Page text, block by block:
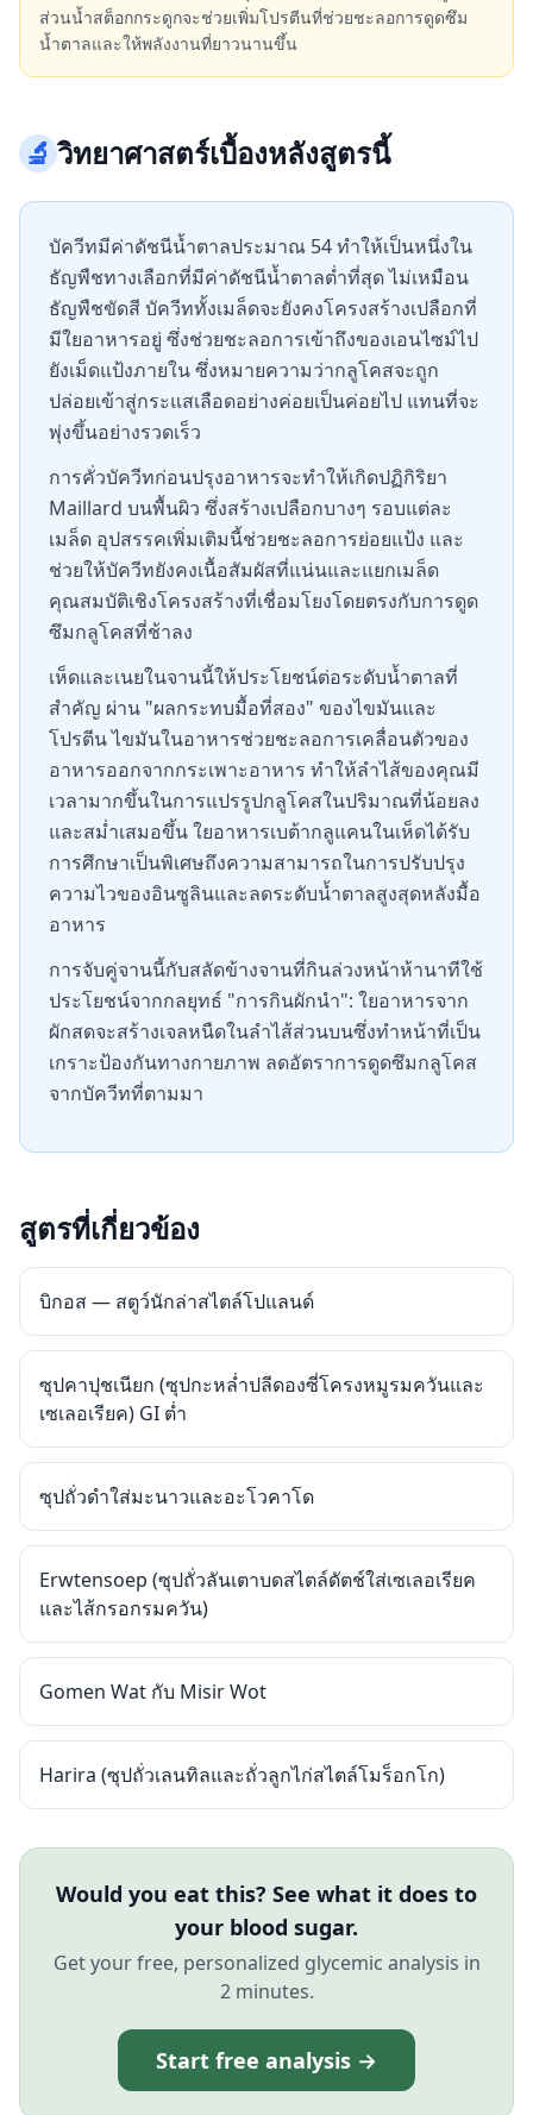
ส่วนน้ำสต็อกกระดูกจะช่วยเพิ่มโปรตีนที่ช่วยชะลอการดูดซึม
น้ำตาลและให้พลังงานที่ยาวนานขึ้น
🔬วิทยาศาสตร์เบื้องหลังสูตรนี้
บัควีทมีค่าดัชนีน้ำตาลประมาณ 54 ทำให้เป็นหนึ่งใน
ธัญพืชทางเลือกที่มีค่าดัชนีน้ำตาลต่ำที่สุด ไม่เหมือน
ธัญพืชขัดสี บัควีททั้งเมล็ดจะยังคงโครงสร้างเปลือกที่
มีใยอาหารอยู่ ซึ่งช่วยชะลอการเข้าถึงของเอนไซม์ไป
ยังเม็ดแป้งภายใน ซึ่งหมายความว่ากลูโคสจะถูก
ปล่อยเข้าสู่กระแสเลือดอย่างค่อยเป็นค่อยไป แทนที่จะ
พุ่งขึ้นอย่างรวดเร็ว
การคั่วบัควีทก่อนปรุงอาหารจะทำให้เกิดปฏิกิริยา
Maillard บนพื้นผิว ซึ่งสร้างเปลือกบางๆ รอบแต่ละ
เมล็ด อุปสรรคเพิ่มเติมนี้ช่วยชะลอการย่อยแป้ง และ
ช่วยให้บัควีทยังคงเนื้อสัมผัสที่แน่นและแยกเมล็ด
คุณสมบัติเชิงโครงสร้างที่เชื่อมโยงโดยตรงกับการดูด
ซึมกลูโคสที่ช้าลง
เห็ดและเนยในจานนี้ให้ประโยชน์ต่อระดับน้ำตาลที่
สำคัญ ผ่าน "ผลกระทบมื้อที่สอง" ของไขมันและ
โปรตีน ไขมันในอาหารช่วยชะลอการเคลื่อนตัวของ
อาหารออกจากกระเพาะอาหาร ทำให้ลำไส้ของคุณมี
เวลามากขึ้นในการแปรรูปกลูโคสในปริมาณที่น้อยลง
และสม่ำเสมอขึ้น ใยอาหารเบต้ากลูแคนในเห็ดได้รับ
การศึกษาเป็นพิเศษถึงความสามารถในการปรับปรุง
ความไวของอินซูลินและลดระดับน้ำตาลสูงสุดหลังมื้อ
อาหาร
การจับคู่จานนี้กับสลัดข้างจานที่กินล่วงหน้าห้านาทีใช้
ประโยชน์จากกลยุทธ์ "การกินผักนำ": ใยอาหารจาก
ผักสดจะสร้างเจลหนืดในลำไส้ส่วนบนซึ่งทำหน้าที่เป็น
เกราะป้องกันทางกายภาพ ลดอัตราการดูดซึมกลูโคส
จากบัควีทที่ตามมา
สูตรที่เกี่ยวข้อง
บิกอส — สตูว์นักล่าสไตล์โปแลนด์
ซุปคาปุชเนียก (ซุปกะหล่ำปลีดองซี่โครงหมูรมควันและ
เซเลอเรียค) GI ต่ำ
ซุปถั่วดำใส่มะนาวและอะโวคาโด
Erwtensoep (ซุปถั่วลันเตาบดสไตล์ดัตช์ใส่เซเลอเรียค
และไส้กรอกรมควัน)
Gomen Wat กับ Misir Wot
Harira (ซุปถั่วเลนทิลและถั่วลูกไก่สไตล์โมร็อกโก)
Would you eat this? See what it does to
your blood sugar.
Get your free, personalized glycemic analysis in
2 minutes.
Start free analysis →